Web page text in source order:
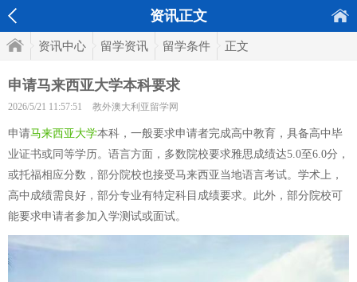
资讯正文
资讯中心 留学资讯 留学条件 正文
申请马来西亚大学本科要求
2026/5/21 11:57:51 教外澳大利亚留学网
申请马来西亚大学本科，一般要求申请者完成高中教育，具备高中毕
业证书或同等学历。语言方面，多数院校要求雅思成绩达5.0至6.0分，
或托福相应分数，部分院校也接受马来西亚当地语言考试。学术上，
高中成绩需良好，部分专业有特定科目成绩要求。此外，部分院校可
能要求申请者参加入学测试或面试。